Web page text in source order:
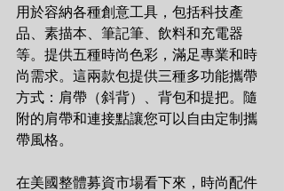
用於容納各種創意工具，包括科技產
品、素描本、筆記筆、飲料和充電器
等。提供五種時尚色彩，滿足專業和時
尚需求。這兩款包提供三種多功能攜帶
方式：肩帶（斜背）、背包和提把。隨
附的肩帶和連接點讓您可以自由定制攜
帶風格。
在美國整體募資市場看下來，時尚配件